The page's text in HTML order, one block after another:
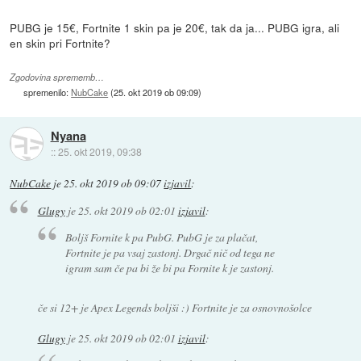
PUBG je 15€, Fortnite 1 skin pa je 20€, tak da ja... PUBG igra, ali
en skin pri Fortnite?
Zgodovina sprememb…
spremenilo:NubCake(25. okt 2019 ob 09:09)
Nyana
::25. okt 2019, 09:38
NubCake je25. okt 2019 ob 09:07izjavil:
Glugyje25. okt 2019 ob 02:01 izjavil:
Boljš Fornite k pa PubG. PubG je za plačat,
Fortnite je pa vsaj zastonj. Drgač nič od tega ne
igram sam če pa bi že bi pa Fornite k je zastonj.
če si 12+ je Apex Legends boljši :) Fortnite je za osnovnošolce
Glugyje 25. okt 2019 ob 02:01 izjavil: